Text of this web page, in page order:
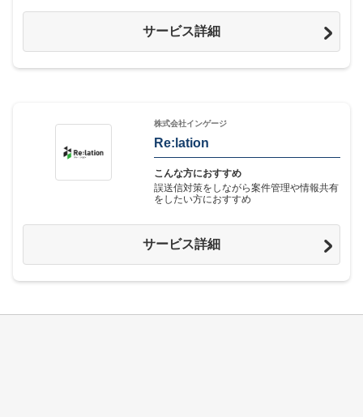
サービス詳細
株式会社インゲージ
Re:lation
こんな方におすすめ
誤送信対策をしながら案件管理や情報共有
をしたい方におすすめ
サービス詳細